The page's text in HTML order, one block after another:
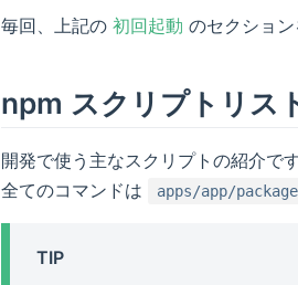
毎回、上記の 初回起動 のセクション
npm スクリプトリス
開発で使う主なスクリプトの紹介です
全てのコマンドは
apps/app/
TIP